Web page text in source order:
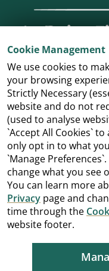
Cookie Management
We use cookies to
your browsing
Strictly Necessary
website and do not
(used to analyse
`Accept All Cookies`
only opt in to what
`Manage
change what you see
You can learn more
Privacy page and
time through the
website footer.